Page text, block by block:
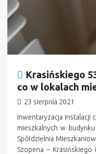
Krasińskiego
co w lokalach
23 sierpnia 2021
Inwentaryzacja instalacji
mieszkalnych w
Spółdzielnia
Szopena –